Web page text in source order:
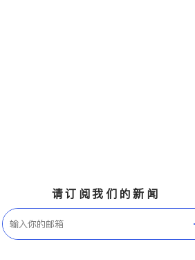
请订阅我们的新闻